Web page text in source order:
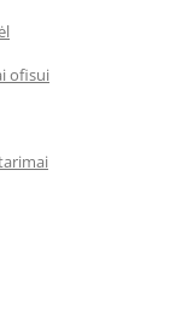
ofisui